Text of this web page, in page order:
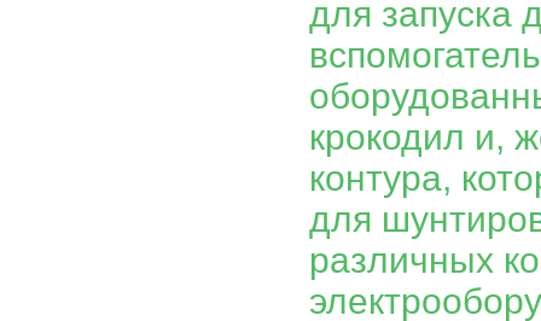
для запуска
крокодил и,
контура,
для
различных